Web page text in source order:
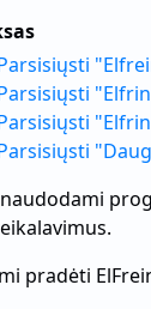
pradėti